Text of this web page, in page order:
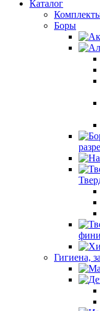
Каталог
Боры
Гигиена,